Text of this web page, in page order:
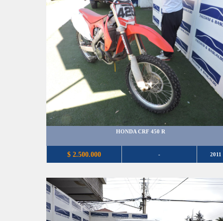
HONDA CRF 450 R
$ 2.500.000 - 2011